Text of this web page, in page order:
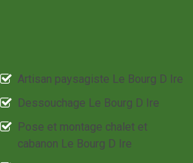
Artisan paysagiste Le Bourg D Ire
Dessouchage Le Bourg D Ire
Pose et montage chalet et
cabanon Le Bourg D Ire